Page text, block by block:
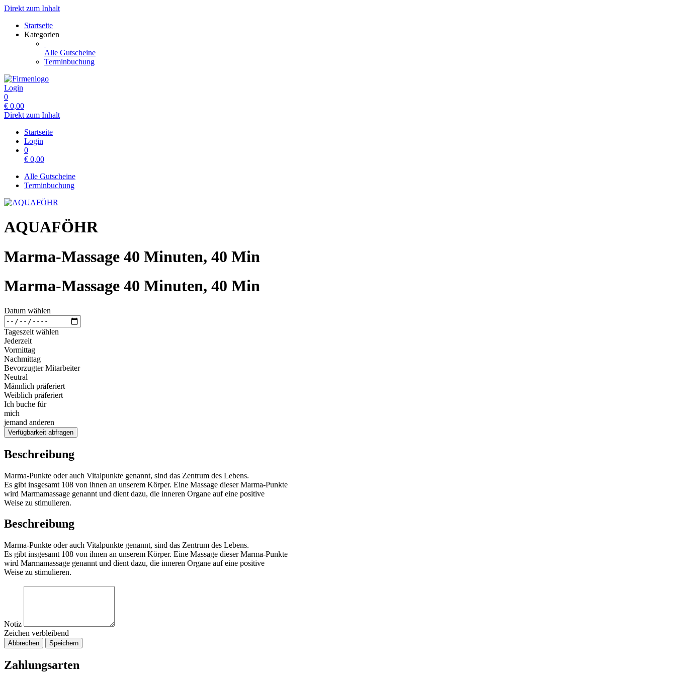
Direkt zum Inhalt
Startseite
Kategorien
Alle Gutscheine
Terminbuchung
Login
0
€ 0,00
Direkt zum Inhalt
Startseite
Login
0
€ 0,00
Alle Gutscheine
Terminbuchung
AQUAFÖHR
Marma-Massage 40 Minuten, 40 Min
Marma-Massage 40 Minuten, 40 Min
Datum wählen
Tageszeit wählen
Jederzeit
Vormittag
Nachmittag
Bevorzugter Mitarbeiter
Neutral
Männlich präferiert
Weiblich präferiert
Ich buche für
mich
jemand anderen
Verfügbarkeit abfragen
Beschreibung
Marma-Punkte oder auch Vitalpunkte genannt, sind das Zentrum des Lebens.
Es gibt insgesamt 108 von ihnen an unserem Körper. Eine Massage dieser Marma-Punkte
wird Marmamassage genannt und dient dazu, die inneren Organe auf eine positive
Weise zu stimulieren.
Beschreibung
Marma-Punkte oder auch Vitalpunkte genannt, sind das Zentrum des Lebens.
Es gibt insgesamt 108 von ihnen an unserem Körper. Eine Massage dieser Marma-Punkte
wird Marmamassage genannt und dient dazu, die inneren Organe auf eine positive
Weise zu stimulieren.
Notiz
Zeichen verbleibend
Abbrechen Speichern
Zahlungsarten